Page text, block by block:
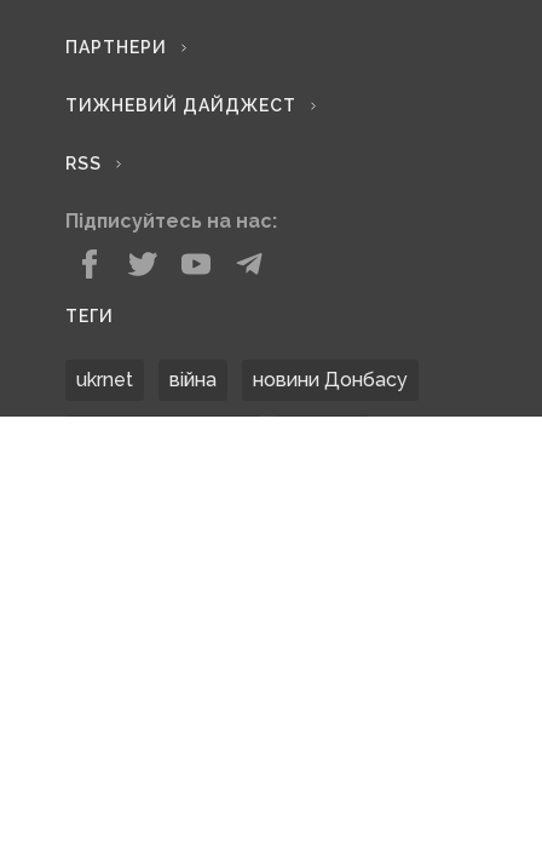
ПАРТНЕРИ
ТИЖНЕВИЙ ДАЙДЖЕСТ
RSS
Підписуйтесь на нас:
ТЕГИ
ukrnet війна новини Донбасу